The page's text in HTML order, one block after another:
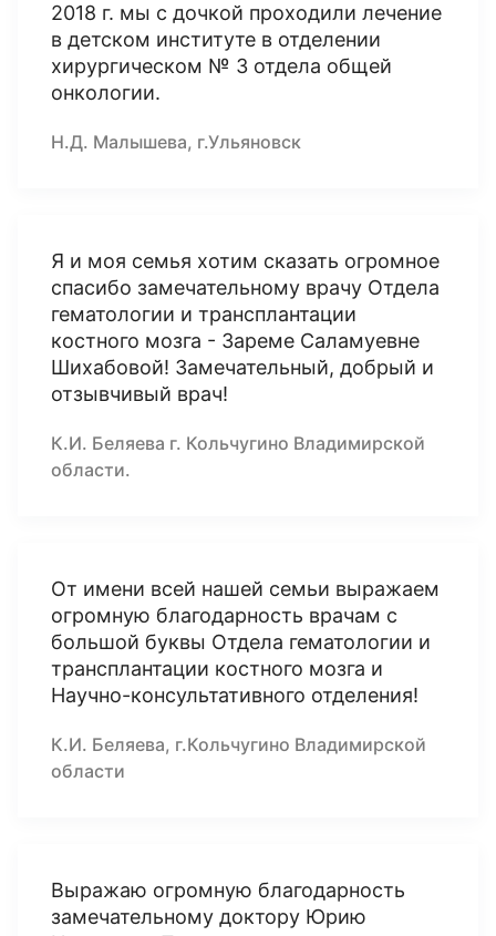
2018 г. мы с дочкой проходили лечение
в детском институте в отделении
хирургическом № 3 отдела общей
онкологии.
Н.Д. Малышева, г.Ульяновск
Я и моя семья хотим сказать огромное
спасибо замечательному врачу Отдела
гематологии и трансплантации
костного мозга - Зареме Саламуевне
Шихабовой! Замечательный, добрый и
отзывчивый врач!
К.И. Беляева г. Кольчугино Владимирской
области.
От имени всей нашей семьи выражаем
огромную благодарность врачам с
большой буквы Отдела гематологии и
трансплантации костного мозга и
Научно-консультативного отделения!
К.И. Беляева, г.Кольчугино Владимирской
области
Выражаю огромную благодарность
замечательному доктору Юрию